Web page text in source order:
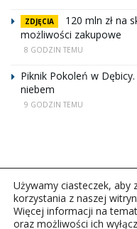
ZDJĘCIA
120 mln zł na
możliwości zakupowe
8 GODZIN TEMU
Piknik Pokoleń w
niebem
9 GODZIN TEMU
Używamy ciasteczek, aby
korzystania z naszej
Więcej informacji na
oraz możliwości ich